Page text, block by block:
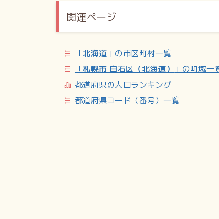
中学校
小学校
市立（本郷通地区が学区に含まれる学校も
通1丁目北）／札幌市立本郷小学校（南郷通
幼稚園
関連ページ
「北海道 」の市区町村一覧
「札幌市 白石区（北海道）
」の町域一
都道府県の人口ランキング
都道府県コード（番号）一覧